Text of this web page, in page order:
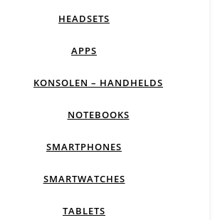
HEADSETS
APPS
KONSOLEN – HANDHELDS
NOTEBOOKS
SMARTPHONES
SMARTWATCHES
TABLETS